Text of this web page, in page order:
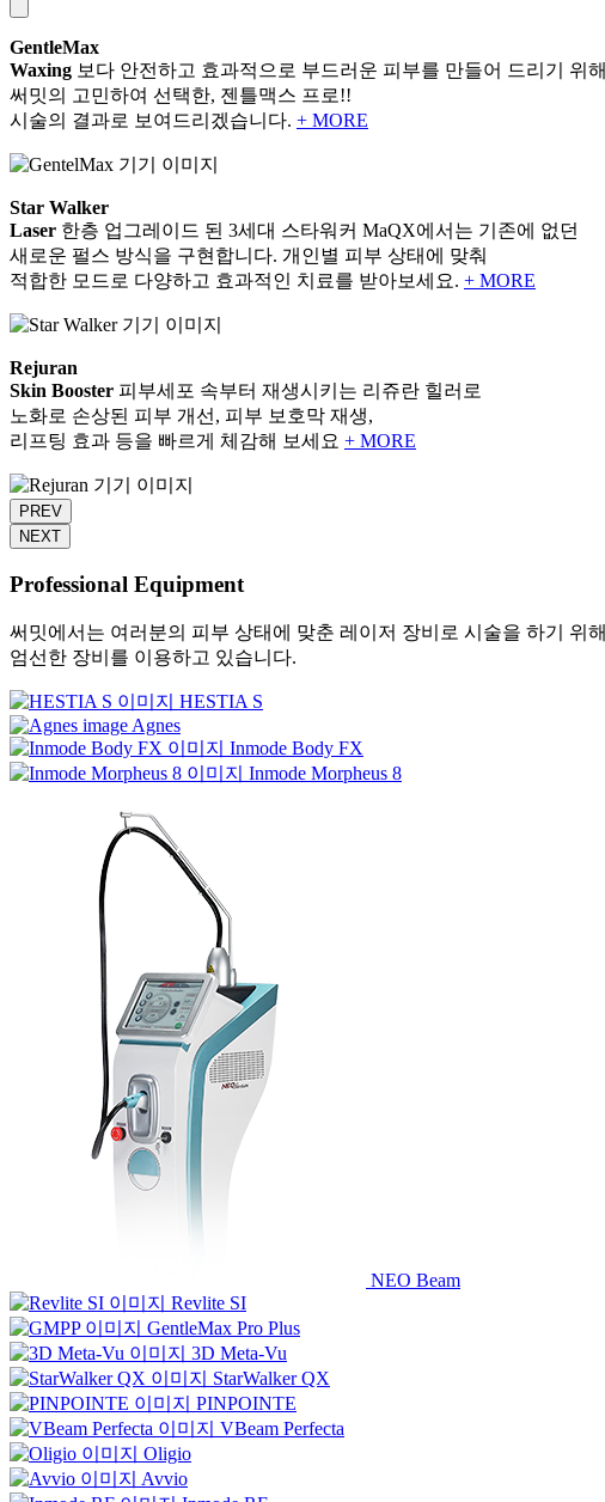
GentleMax
Waxing 보다 안전하고 효과적으로 부드러운 피부를 만들어 드리기 위해
써밋의 고민하여 선택한, 젠틀맥스 프로!!
시술의 결과로 보여드리겠습니다. + MORE
Star Walker
Laser 한층 업그레이드 된 3세대 스타워커 MaQX에서는 기존에 없던
새로운 펄스 방식을 구현합니다. 개인별 피부 상태에 맞춰
적합한 모드로 다양하고 효과적인 치료를 받아보세요. + MORE
Rejuran
Skin Booster 피부세포 속부터 재생시키는 리쥬란 힐러로
노화로 손상된 피부 개선, 피부 보호막 재생,
리프팅 효과 등을 빠르게 체감해 보세요 + MORE
PREV
NEXT
Professional Equipment
써밋에서는 여러분의 피부 상태에 맞춘 레이저 장비로 시술을 하기 위해
엄선한 장비를 이용하고 있습니다.
HESTIA S
Agnes
Inmode Body FX
Inmode Morpheus 8
NEO Beam
Revlite SI
GentleMax Pro Plus
3D Meta-Vu
StarWalker QX
PINPOINTE
VBeam Perfecta
Oligio
Avvio